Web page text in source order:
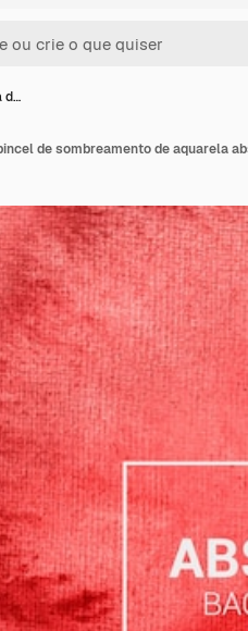
d…
de sombreamento de aquarela